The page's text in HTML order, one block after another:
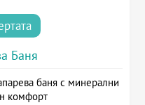
Баня
баня с минерални
комфорт